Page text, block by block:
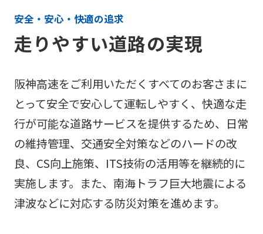
安全・安心・快適の追求
走りやすい道路の実現
阪神高速をご利用いただくすべてのお客さまに
とって安全で安心して運転しやすく、快適な走
行が可能な道路サービスを提供するため、日常
の維持管理、交通安全対策などのハードの改
良、CS向上施策、ITS技術の活用等を継続的に
実施します。また、南海トラフ巨大地震による
津波などに対応する防災対策を進めます。